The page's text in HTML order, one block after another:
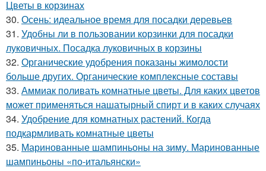
Цветы в корзинах
30. Осень: идеальное время для посадки деревьев
31. Удобны ли в пользовании корзинки для посадки
луковичных. Посадка луковичных в корзины
32. Органические удобрения показаны жимолости
больше других. Органические комплексные составы
33. Аммиак поливать комнатные цветы. Для каких цветов
может применяться нашатырный спирт и в каких случаях
34. Удобрение для комнатных растений. Когда
подкармливать комнатные цветы
35. Маринованные шампиньоны на зиму. Маринованные
шампиньоны «по-итальянски»